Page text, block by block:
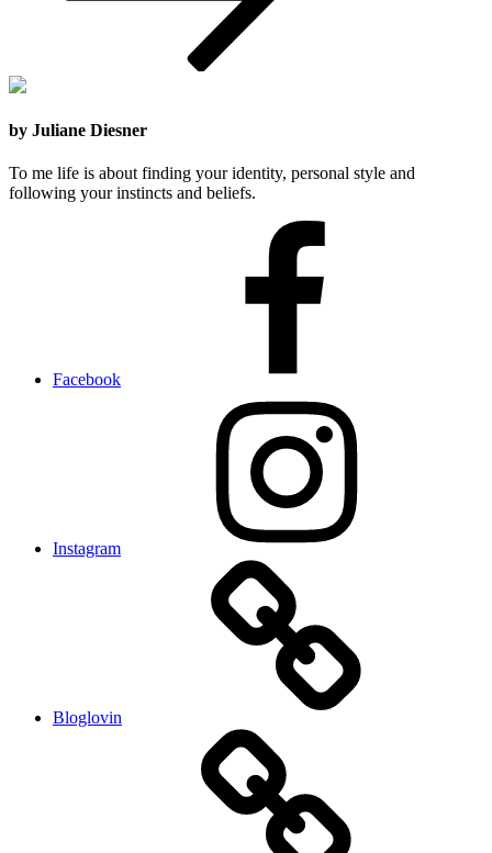
by Juliane Diesner
To me life is about finding your identity, personal style and
following your instincts and beliefs.
Facebook
Instagram
Bloglovin